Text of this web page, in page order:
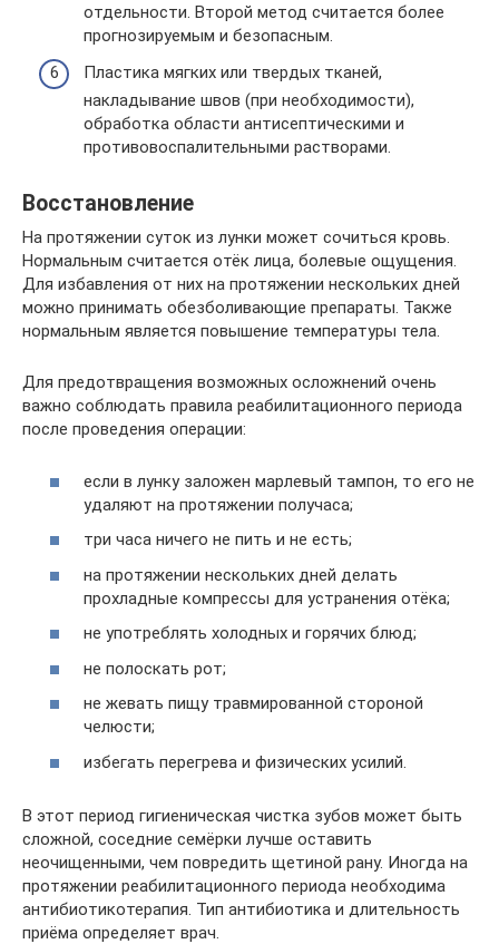
отдельности. Второй метод считается более
прогнозируемым и безопасным.
Пластика мягких или твердых тканей,
накладывание швов (при необходимости),
обработка области антисептическими и
противовоспалительными растворами.
Восстановление
На протяжении суток из лунки может сочиться кровь.
Нормальным считается отёк лица, болевые ощущения.
Для избавления от них на протяжении нескольких дней
можно принимать обезболивающие препараты. Также
нормальным является повышение температуры тела.
Для предотвращения возможных осложнений очень
важно соблюдать правила реабилитационного периода
после проведения операции:
если в лунку заложен марлевый тампон, то его не
удаляют на протяжении получаса;
три часа ничего не пить и не есть;
на протяжении нескольких дней делать
прохладные компрессы для устранения отёка;
не употреблять холодных и горячих блюд;
не полоскать рот;
не жевать пищу травмированной стороной
челюсти;
избегать перегрева и физических усилий.
В этот период гигиеническая чистка зубов может быть
сложной, соседние семёрки лучше оставить
неочищенными, чем повредить щетиной рану. Иногда на
протяжении реабилитационного периода необходима
антибиотикотерапия. Тип антибиотика и длительность
приёма определяет врач.